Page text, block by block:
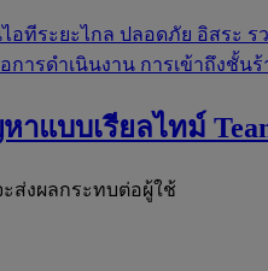
อทีระยะไกล ปลอดภัย อิสระ ร
การดำเนินงาน การเข้าถึงชั้น
าแบบเรียลไทม์
ส่งผลกระทบต่อผู้ใช้